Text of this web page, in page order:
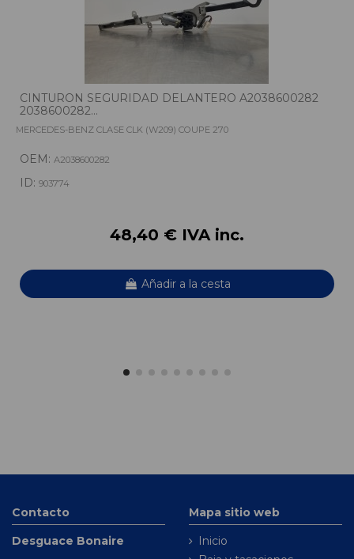
CINTURON SEGURIDAD DELANTERO A2038600282
2038600282...
MERCEDES-BENZ CLASE CLK (W209) COUPE 270
OEM: A2038600282
ID: 903774
48,40 € IVA inc.
Añadir a la cesta
Contacto
Desguace Bonaire
Mapa sitio web
Inicio